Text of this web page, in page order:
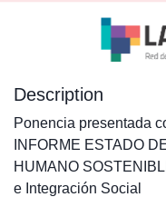
Description
Ponencia presentada
INFORME ESTADO
HUMANO
e Integración Social